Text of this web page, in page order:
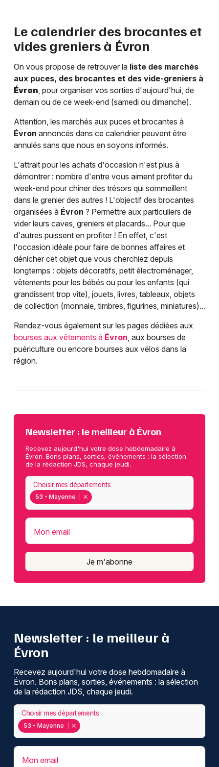
Le calendrier des brocantes et
vides greniers à Évron
On vous propose de retrouver la liste des marchés
aux puces, des brocantes et des vide-greniers à
Évron, pour organiser vos sorties d'aujourd'hui, de
demain ou de ce week-end (samedi ou dimanche).
Attention, les marchés aux puces et brocantes à
Évron annoncés dans ce calendrier peuvent être
annulés sans que nous en soyons informés.
L'attrait pour les achats d'occasion n'est plus à
démontrer : nombre d'entre vous aiment profiter du
week-end pour chiner des trésors qui sommeillent
dans le grenier des autres ! L'objectif des brocantes
organisées à Évron ? Permettre aux particuliers de
vider leurs caves, greniers et placards... Pour que
d'autres puissent en profiter ! En effet, c'est
l'occasion idéale pour faire de bonnes affaires et
dénicher cet objet que vous cherchiez depuis
longtemps : objets décoratifs, petit électroménager,
vêtements pour les bébés ou pour les enfants (qui
grandissent trop vite), jouets, livres, tableaux, objets
de collection (monnaie, timbres, figurines, miniatures)...
Rendez-vous également sur les pages dédiées aux
bourses aux vêtements à Évron, aux bourses de
puériculture ou encore bourses aux vélos dans la
région.
Newsletter : le meilleur à Évron
Recevez aujourd'hui votre dose hebdomadaire à
Évron. Bons plans, sorties, événements : la sélection
de la rédaction JDS, chaque jeudi.
53 - Mayenne
Choisir mes départements
Mon email
Je m'abonne
Newsletter : le meilleur à
Évron
Recevez aujourd'hui votre dose hebdomadaire à
Évron. Bons plans, sorties, événements : la sélection
de la rédaction JDS, chaque jeudi.
53 - Mayenne
Choisir mes départements
Mon email